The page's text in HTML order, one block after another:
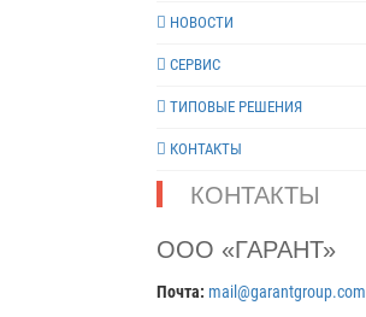
НОВОСТИ
СЕРВИС
ТИПОВЫЕ РЕШЕНИЯ
КОНТАКТЫ
КОНТАКТЫ
ООО «ГАРАНТ»
Почта: mail@garantgroup.com